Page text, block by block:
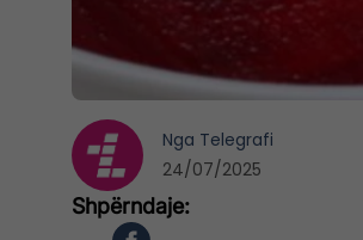
Nga Telegrafi
24/07/2025